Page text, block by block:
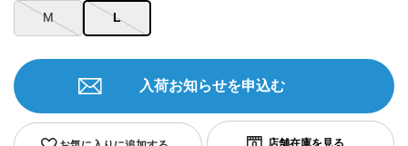
M L
入荷お知らせを申込む